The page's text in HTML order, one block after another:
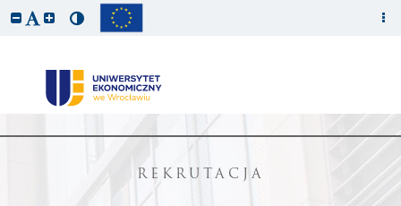
REKRUTACJA